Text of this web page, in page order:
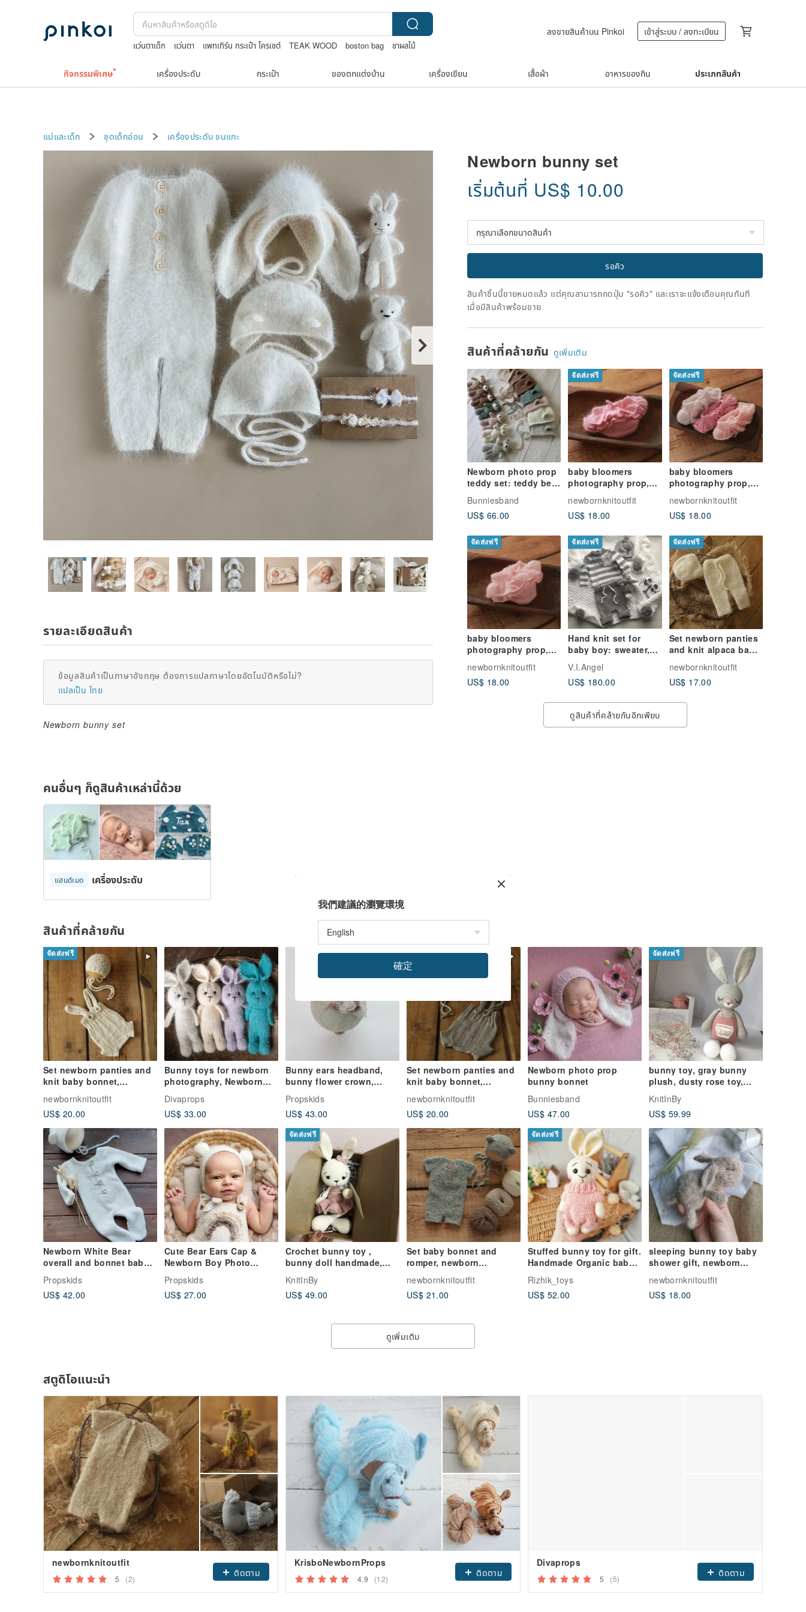
แว่นตาเด็ก แว่นตา แพทเทิร์น กระเป๋า โครเชต์ TEAK WOOD boston bag
ชาผลไม้
ลงขายสินค้าบน Pinkoi เข้าสู่ระบบ / ลงทะเบียน
กิจกรรมพิเศษ เครื่องประดับ กระเป๋า ของตกแต่งบ้าน เครื่องเขียน เสื้อผ้า อาหารของกิน ประเภทสินค้า
แม่และเด็ก ชุดเด็กอ่อน เครื่องประดับ ขนแกะ
Newborn bunny set
เริ่มต้นที่ US$ 10.00
รอคิว
สินค้าชิ้นนี้ขายหมดแล้ว แต่คุณสามารถกดปุ่ม "รอคิว" และเราจะแจ้งเตือนคุณทันที
เมื่อมีสินค้าพร้อมขาย
สินค้าที่คล้ายกัน ดูเพิ่มเติม
Newborn photo prop
teddy set: teddy bear
+ bonnet
Bunniesband
US$ 66.00
จัดส่งฟรี
baby bloomers
photography prop,
newborn ruffled
panties, newborn
photo prop
newbornknitoutfit
US$ 18.00
จัดส่งฟรี
baby bloomers
photography prop,
newborn ruffled
panties, newborn
photo prop
newbornknitoutfit
US$ 18.00
จัดส่งฟรี
baby bloomers
photography prop,
newborn ruffled
panties, newborn
photo prop
newbornknitoutfit
US$ 18.00
จัดส่งฟรี
Hand knit set for
baby boy: sweater,
pants, hat, booties,
blanket, bunny toy.
V.I.Angel
US$ 180.00
จัดส่งฟรี
Set newborn panties
and knit alpaca baby
bonnet, newborn
photo props outfit
newbornknitoutfit
US$ 17.00
ดูสินค้าที่คล้ายกันอีกเพียบ
รายละเอียดสินค้า
ข้อมูลสินค้าเป็นภาษาอังกฤษ ต้องการแปลภาษาโดยอัตโนมัติหรือไม่?
แปลเป็น ไทย
Newborn bunny set
คนอื่นๆ ก็ดูสินค้าเหล่านี้ด้วย
แฮนด์เมด เครื่องประดับ
สินค้าที่คล้ายกัน
จัดส่งฟรี
Set newborn panties and
knit baby bonnet,
newborn photo props
outfit
newbornknitoutfit
US$ 20.00
Bunny toys for newborn
photography, Newborn
Photography Props
Divaprops
US$ 33.00
Bunny ears headband,
bunny flower crown,
Newborn photo prop,
Propskids
US$ 43.00
จัดส่งฟรี
Set newborn panties and
knit baby bonnet,
newborn photo props
outfit
newbornknitoutfit
US$ 20.00
Newborn photo prop
bunny bonnet
Bunniesband
US$ 47.00
จัดส่งฟรี
bunny toy, gray bunny
plush, dusty rose toy,
baby first toy, newborn
gift
KnitInBy
US$ 59.99
Newborn White Bear
overall and bonnet baby
Propskids
US$ 42.00
Cute Bear Ears Cap &
Newborn Boy Photo
Propskids
US$ 27.00
จัดส่งฟรี
Crochet bunny toy ,
bunny doll handmade,
bunny baby toy
KnitInBy
US$ 49.00
Set baby bonnet and
romper, newborn
newborn bear outfit
newbornknitoutfit
US$ 21.00
จัดส่งฟรี
Stuffed bunny toy for gift.
Handmade Organic baby
Rizhik_toys
US$ 52.00
sleeping bunny toy baby
shower gift, newborn
animal
newbornknitoutfit
US$ 18.00
ดูเพิ่มเติม
สตูดิโอแนะนำ
newbornknitoutfit
5 (2)
ติดตาม
KrisboNewbornProps
4.9 (12)
ติดตาม
Divaprops
5 (5)
ติดตาม
我們建議的瀏覽環境
確定